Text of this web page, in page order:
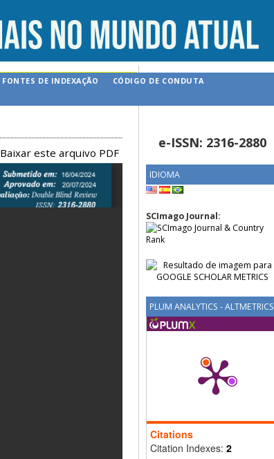
e-ISSN: 2316-2880
IDIOMA
SCImago Journal:
PLUM ANALYTICS - ALTMETRICS
Citations
Citation Indexes: 2
FONTES DE INDEXAÇÃO
CÓDIGO DE CONDUTA
Baixar este arquivo PDF